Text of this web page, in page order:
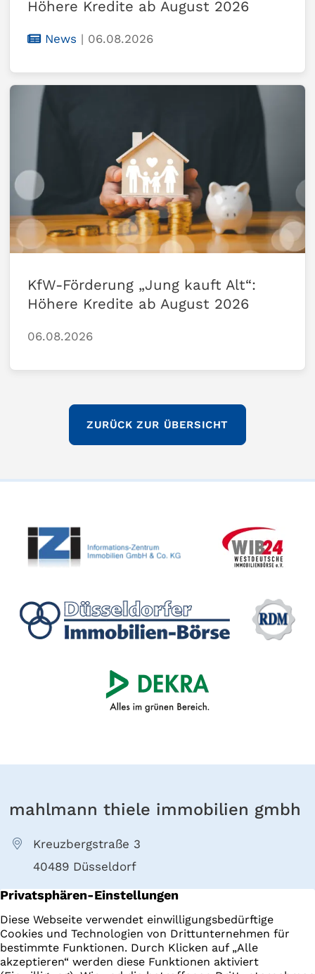
Höhere Kredite ab August 2026
News | 06.08.2026
KfW-Förderung „Jung kauft Alt“:
Höhere Kredite ab August 2026
06.08.2026
ZURÜCK ZUR ÜBERSICHT
mahlmann thiele immobilien gmbh
Kreuzbergstraße 3
40489 Düsseldorf
+49 211 4022000
E-Mail senden
Immobilien Impressum